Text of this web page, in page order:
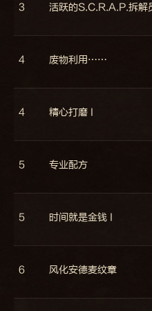
3 活跃的S.C.R.A.P.拆解
4 废物利用……
4 精心打磨 I
5 专业配方
5 时间就是金钱 I
6 风化安德麦纹章